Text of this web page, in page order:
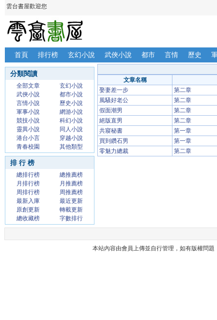
雲台書屋歡迎您
首頁 排行榜 玄幻小說 武俠小說 都市 言情 歷史
分類閱讀
全部文章
玄幻小說
武俠小說
都市小說
言情小說
歷史小說
軍事小說
網游小說
競技小說
科幻小說
靈異小說
同人小說
港台小言
穿越小說
青春校園
其他類型
排 行 榜
總排行榜
總推薦榜
月排行榜
月推薦榜
周排行榜
周推薦榜
最新入庫
最近更新
原創更新
轉載更新
總收藏榜
字數排行
文章名稱
娶妻差一步
第二章
風騷好老公
第二章
假面潮男
第二章
絕版直男
第二章
共寢秘書
第一章
買到鑽石男
第一章
零魅力總裁
第二章
本站內容由會員上傳並自行管理，如有版權問